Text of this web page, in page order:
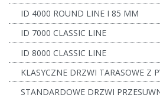
ID 4000 ROUND LINE I 85 MM
ID 7000 CLASSIC LINE
ID 8000 CLASSIC LINE
KLASYCZNE DRZWI TARASOWE Z
STANDARDOWE DRZWI